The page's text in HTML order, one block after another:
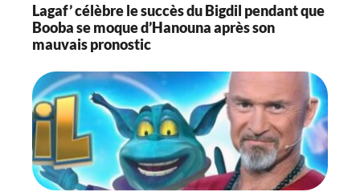
Lagaf’ célèbre le succès du Bigdil pendant que
Booba se moque d’Hanouna après son
mauvais pronostic